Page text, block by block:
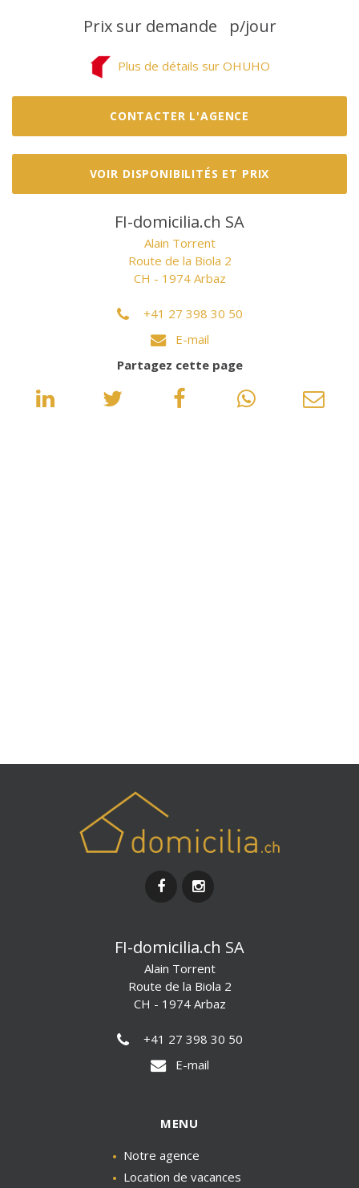
Prix sur demande p/jour
Plus de détails sur OHUHO
CONTACTER L'AGENCE
VOIR DISPONIBILITÉS ET PRIX
FI-domicilia.ch SA
Alain Torrent
Route de la Biola 2
CH - 1974 Arbaz
+41 27 398 30 50
E-mail
Partagez cette page
MENU
Notre agence
Location de vacances
FI-domicilia.ch SA
Alain Torrent
Route de la Biola 2
CH - 1974 Arbaz
+41 27 398 30 50
E-mail